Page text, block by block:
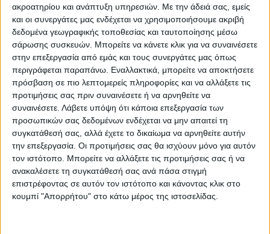
ακροατηρίου και ανάπτυξη υπηρεσιών. Με την άδειά σας, εμείς
και οι συνεργάτες μας ενδέχεται να χρησιμοποιήσουμε ακριβή
δεδομένα γεωγραφικής τοποθεσίας και ταυτοποίησης μέσω
σάρωσης συσκευών. Μπορείτε να κάνετε κλικ για να συναινέσετε
στην επεξεργασία από εμάς και τους συνεργάτες μας όπως
περιγράφεται παραπάνω. Εναλλακτικά, μπορείτε να αποκτήσετε
πρόσβαση σε πιο λεπτομερείς πληροφορίες και να αλλάξετε τις
προτιμήσεις σας πριν συναινέσετε ή να αρνηθείτε να
συναινέσετε. Λάβετε υπόψη ότι κάποια επεξεργασία των
προσωπικών σας δεδομένων ενδέχεται να μην απαιτεί τη
συγκατάθεσή σας, αλλά έχετε το δικαίωμα να αρνηθείτε αυτήν
την επεξεργασία. Οι προτιμήσεις σας θα ισχύουν μόνο για αυτόν
τον ιστότοπο. Μπορείτε να αλλάξετε τις προτιμήσεις σας ή να
ανακαλέσετε τη συγκατάθεσή σας ανά πάσα στιγμή
επιστρέφοντας σε αυτόν τον ιστότοπο και κάνοντας κλικ στο
κουμπί "Απορρήτου" στο κάτω μέρος της ιστοσελίδας.
ΘΕΜΑ ΤΗΣ ΗΜΕΡΑΣ
Αν μπορούσατε να φύγετε τώρα για
διακοπές θα προτιμούσατε βουνό ή
θάλασσα;